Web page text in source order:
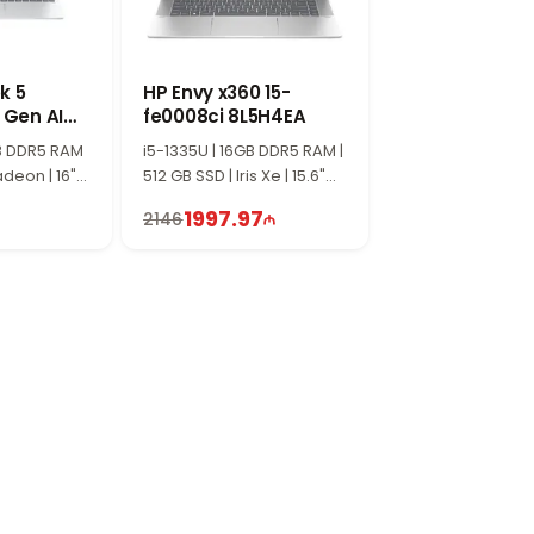
5
AI
RAM
| 16"
HP Envy x360 15-
fe0008ci 8L5H4EA
i5-1335U | 16GB DDR5 RAM |
512 GB SSD | Iris Xe | 15.6"
21461997.97